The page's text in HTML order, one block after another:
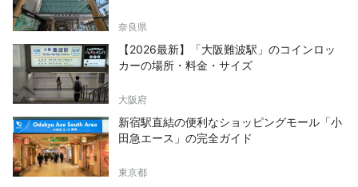
奈良県
【2026最新】「大阪難波駅」のコインロッ
カーの場所・料金・サイズ
大阪府
新宿駅直結の便利なショッピングモール「小
田急エース」の完全ガイド
東京都